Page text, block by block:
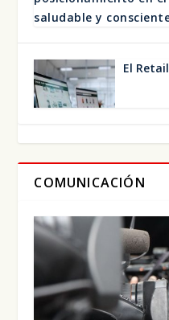
salu­da­ble y
El
COMUNICACIÓN